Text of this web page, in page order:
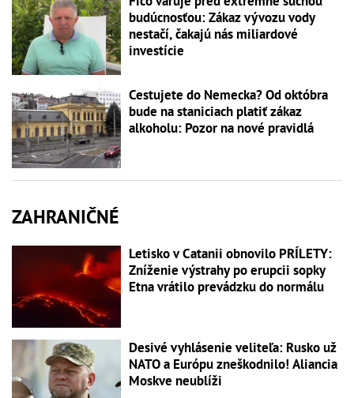
budúcnosťou: Zákaz vývozu vody
nestačí, čakajú nás miliardové
investície
Cestujete do Nemecka? Od októbra
bude na staniciach platiť zákaz
alkoholu: Pozor na nové pravidlá
ZAHRANIČNÉ
Letisko v Catanii obnovilo PRÍLETY:
Zníženie výstrahy po erupcii sopky
Etna vrátilo prevádzku do normálu
Desivé vyhlásenie veliteľa: Rusko už
NATO a Európu zneškodnilo! Aliancia
Moskve neublíži